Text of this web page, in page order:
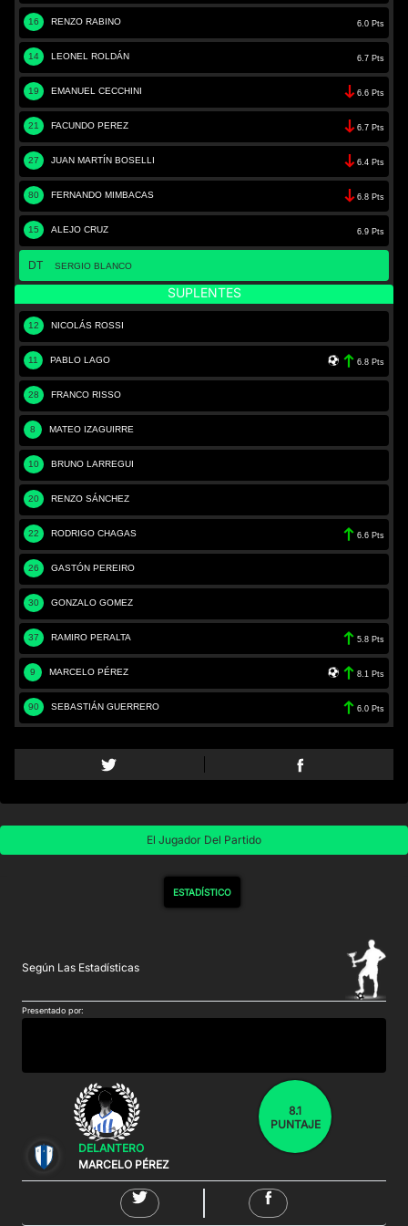
16 RENZO RABINO 6.0 Pts
14 LEONEL ROLDÁN 6.7 Pts
19 EMANUEL CECCHINI 6.6 Pts
21 FACUNDO PEREZ 6.7 Pts
27 JUAN MARTÍN BOSELLI 6.4 Pts
80 FERNANDO MIMBACAS 6.8 Pts
15 ALEJO CRUZ 6.9 Pts
DT SERGIO BLANCO
SUPLENTES
12 NICOLÁS ROSSI
11 PABLO LAGO 6.8 Pts
28 FRANCO RISSO
8 MATEO IZAGUIRRE
10 BRUNO LARREGUI
20 RENZO SÁNCHEZ
22 RODRIGO CHAGAS 6.6 Pts
26 GASTÓN PEREIRO
30 GONZALO GOMEZ
37 RAMIRO PERALTA 5.8 Pts
9 MARCELO PÉREZ 8.1 Pts
90 SEBASTIÁN GUERRERO 6.0 Pts
El Jugador Del Partido
ESTADÍSTICO
Según Las Estadísticas
Presentado por:
DELANTERO
MARCELO PÉREZ
8.1
PUNTAJE